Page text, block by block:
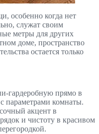
особенно когда нет
служат своим
метры для других
доме, пространство
остается только
гардеробную прямо в
параметрами комнаты.
акцент в
и чистоту в красивом